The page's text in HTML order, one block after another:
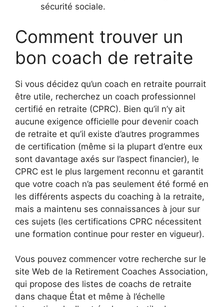
sécurité sociale.
Comment trouver un
bon coach de retraite
Si vous décidez qu’un coach en retraite pourrait
être utile, recherchez un coach professionnel
certifié en retraite (CPRC). Bien qu’il n’y ait
aucune exigence officielle pour devenir coach
de retraite et qu’il existe d’autres programmes
de certification (même si la plupart d’entre eux
sont davantage axés sur l’aspect financier), le
CPRC est le plus largement reconnu et garantit
que votre coach n’a pas seulement été formé en
les différents aspects du coaching à la retraite,
mais a maintenu ses connaissances à jour sur
ces sujets (les certifications CPRC nécessitent
une formation continue pour rester en vigueur).
Vous pouvez commencer votre recherche sur le
site Web de la Retirement Coaches Association,
qui propose des listes de coachs de retraite
dans chaque État et même à l’échelle